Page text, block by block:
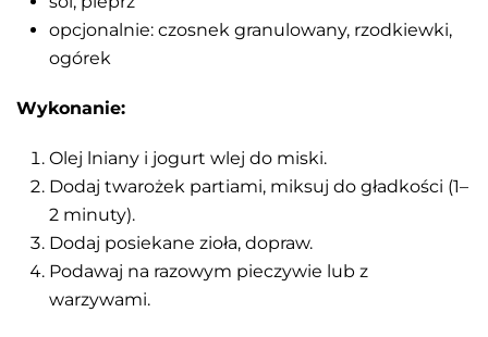
opcjonalnie: czosnek granulowany, rzodkiewki,
ogórek
Wykonanie:
Olej lniany i jogurt wlej do miski.
Dodaj twarożek partiami, miksuj do gładkości (1–
2 minuty).
Dodaj posiekane zioła, dopraw.
Podawaj na razowym pieczywie lub z
warzywami.